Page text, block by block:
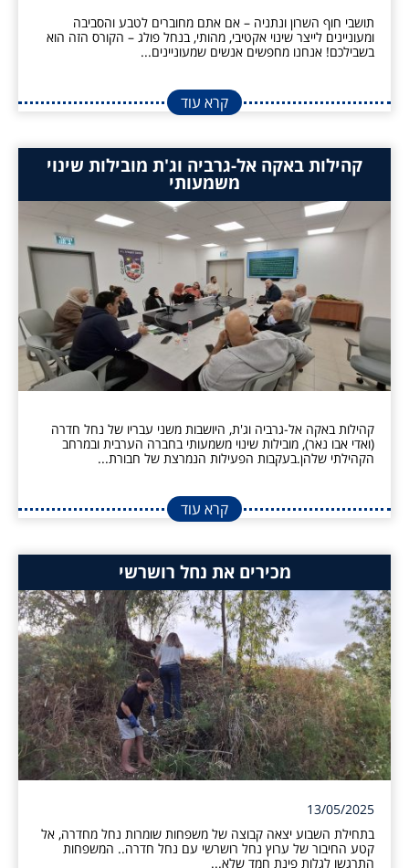
תושבי חוף השרון ונתניה – אם אתם מחוברים לטבע והסביבה
ומעוניינים לייצר שינוי אקטיבי, מהותי, בנחל פולג – הקורס הזה הוא
בשבילכם! אנחנו מחפשים אנשים שמעוניינים...
קרא עוד
קהילות באקה אל-גרביה וג'ת מובילות שינוי
משמעותי
קהילות באקה אל-גרביה וג'ת, היושבות משני עבריו של נחל חדרה
(ואדי אבו נאר), מובילות שינוי משמעותי בחברה הערבית ובמרחב
הקהילתי שלהן.בעקבות הפעילות הנמרצת של חבורת...
קרא עוד
מכירים את נחל רושרשי
13/05/2025
בתחילת השבוע יצאה קבוצה של משפחות שומרות נחל מחדרה, אל
קטע החיבור של ערוץ נחל רושרשי עם נחל חדרה.. המשפחות
התרגשו לגלות פינת חמד שלא...